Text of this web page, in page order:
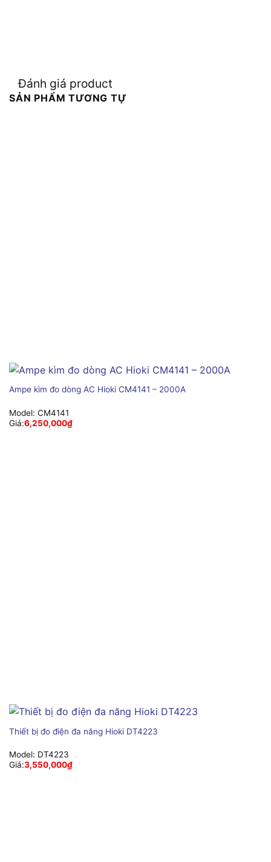
Đánh giá product
SẢN PHẨM TƯƠNG TỰ
Ampe kìm đo dòng AC Hioki CM4141 – 2000A
Model: CM4141
Giá:6,250,000₫
Thiết bị đo điện đa năng Hioki DT4223
Model: DT4223
Giá:3,550,000₫